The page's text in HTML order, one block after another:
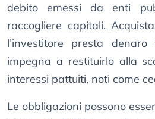
debito emessi da enti
raccogliere capitali.
l’investitore presta denaro
impegna a restituirlo alla
interessi pattuiti, noti come
Le obbligazioni possono